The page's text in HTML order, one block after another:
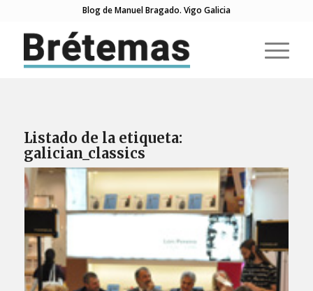
Blog de Manuel Bragado. Vigo Galicia
Listado de la etiqueta:
galician_classics